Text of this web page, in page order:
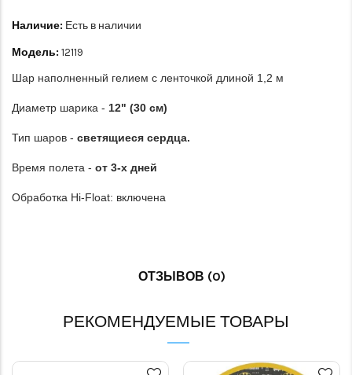
Наличие: Есть в наличии
Модель: 12119
Шар наполненный гелием с ленточкой длиной 1,2 м
Диаметр шарика - 12" (30 см)
Тип шаров - светящиеся сердца.
Время полета - от 3-х дней
Обработка Hi-Float: включена
ОТЗЫВОВ (0)
РЕКОМЕНДУЕМЫЕ ТОВАРЫ